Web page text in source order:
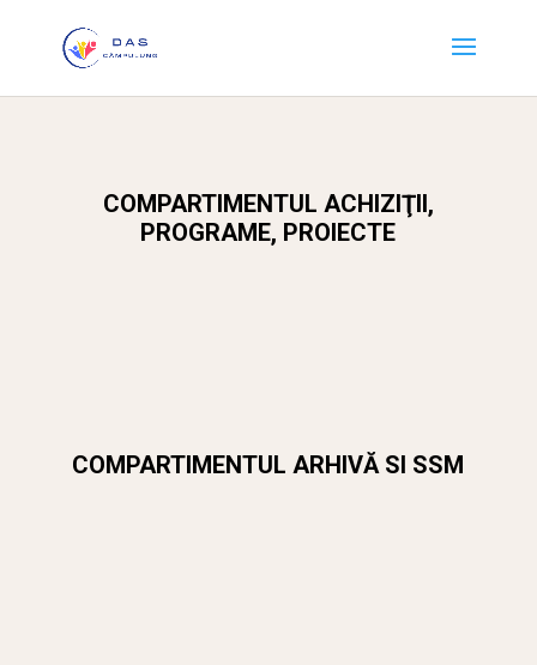
COMPARTIMENTUL ACHIZIŢII,
PROGRAME, PROIECTE
COMPARTIMENTUL ARHIVĂ SI SSM